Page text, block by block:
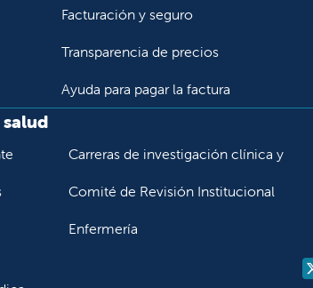
Facturación y seguro
Transparencia de precios
Ayuda para pagar la factura
Carreras de investigación clínica y
Comité de Revisión Institucional
Enfermería